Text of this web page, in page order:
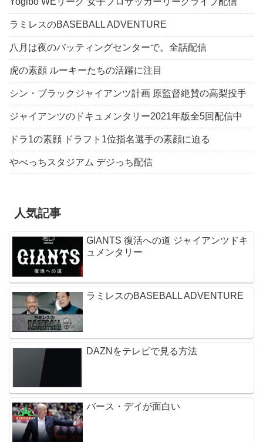
ラミレスのBASEBALL ADVENTURE
八月は夜のバッティングセンターで。全話配信
虎の素顔 ルーキーたちの活躍に注目
シン・ブラックジャイアンツ計画 原監督絶賛の高梨投手
ジャイアンツのドキュメンタリー2021年版全5回配信中
ドラ1の素顔 ドラフト1位指名選手の素顔に迫る
やべっちスタジアム デジっち配信
人気記事
GIANTS 復活への道 ジャイアンツドキ
ュメンタリー
ラミレスのBASEBALL ADVENTURE
DAZNをテレビで見る方法
バース・デイが面白い